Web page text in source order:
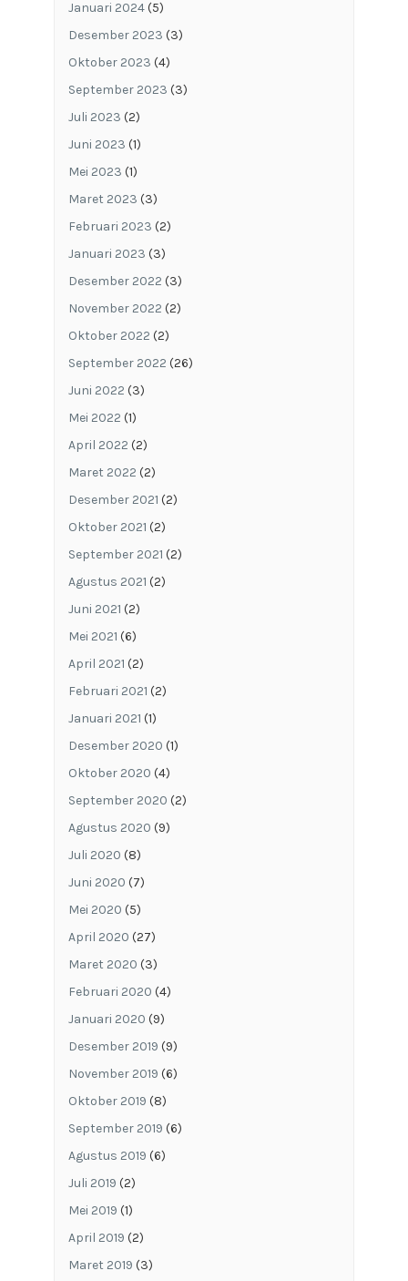
Januari 2024(5)
Desember 2023 (3)
Oktober 2023 (4)
September 2023 (3)
Juli 2023 (2)
Juni 2023 (1)
Mei 2023 (1)
Maret 2023 (3)
Februari 2023 (2)
Januari 2023 (3)
Desember 2022 (3)
November 2022 (2)
Oktober 2022 (2)
September 2022 (26)
Juni 2022 (3)
Mei 2022 (1)
April 2022 (2)
Maret 2022 (2)
Desember 2021 (2)
Oktober 2021 (2)
September 2021 (2)
Agustus 2021 (2)
Juni 2021 (2)
Mei 2021 (6)
April 2021 (2)
Februari 2021 (2)
Januari 2021 (1)
Desember 2020 (1)
Oktober 2020 (4)
September 2020 (2)
Agustus 2020 (9)
Juli 2020 (8)
Juni 2020 (7)
Mei 2020 (5)
April 2020 (27)
Maret 2020 (3)
Februari 2020 (4)
Januari 2020 (9)
Desember 2019 (9)
November 2019 (6)
Oktober 2019 (8)
September 2019 (6)
Agustus 2019 (6)
Juli 2019 (2)
Mei 2019 (1)
April 2019 (2)
Maret 2019 (3)